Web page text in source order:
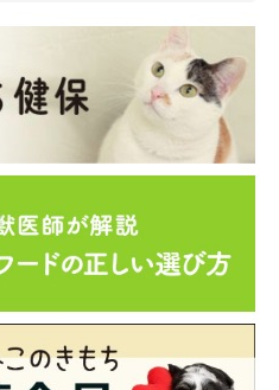
いいことが起こる』と学習 してい
のではないかと考えられます」
を覗かせる猫 可愛いお出迎
「幸せホルモン溢れでちゃ
と顔を覗かせているのは、Instagramユー
の愛猫・ささみくん（取材時、生後9カ
飼い主さんは用事があって朝から外出して
間に家に帰ると、ドアの向こうからささみ
といい、ドアを少し開けて様子を見てみる
くんは前足を器用に使ってドアを手前に引
さん／Instagram
談室 獣医師・山口みき先生）
をいただいたうえで制作してい